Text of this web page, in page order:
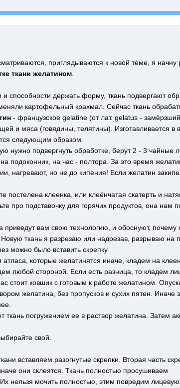
приглядываются к новой теме, я начну
ткани желатином.
и способности держать форму, ткань подвергают
картофельный крахмал. Сейчас ткань
- французское gelatine (от лат. gelatus -
и мяса (говядины, телятины). Изготавливается
следующим образом.
нужно подвергнуть обработке, берут 2 - 3
подоконник, на час - полтора. За это время
нагревают, но не до кипения! Если желатин
постелена клеенка, или клеёнчатая скатерть и
про подставочку для горячих продуктов, она нам
приведут вам свою технологию, и обоснуют,
ткань я разрезаю или надрезав, разрываю на
можно было вставить скрепку
которые желатинятся иначе, кладем на
любой стороной. Если есть разница, то кладем
стоит ковшик с готовым к работе желатином.
желатина, без пропусков и сухих пятен. Иначе
погружением ее в раствор желатина. Затем
свой.
вставляем разогнутые скрепки. Вторая часть
они склеятся. Ткань полностью просушиваем
нельзя мочить полностью, этим повредим